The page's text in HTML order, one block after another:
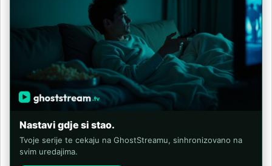
Nastavi gdje si stao.
Tvoje serije te cekaju na GhostStreamu, sinhronizovano na
svim uredajima.